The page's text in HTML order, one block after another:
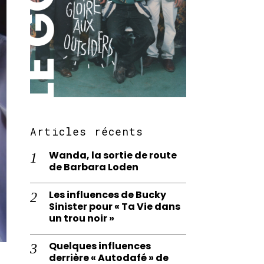
Articles récents
Wanda, la sortie de route
de Barbara Loden
Les influences de Bucky
Sinister pour « Ta Vie dans
un trou noir »
Quelques influences
derrière « Autodafé » de